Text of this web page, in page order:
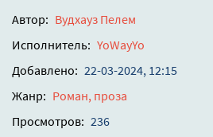
Автор: Вудхауз Пелем
Исполнитель: YoWayYo
Добавлено: 22-03-2024, 12:15
Жанр: Роман, проза
Просмотров: 236